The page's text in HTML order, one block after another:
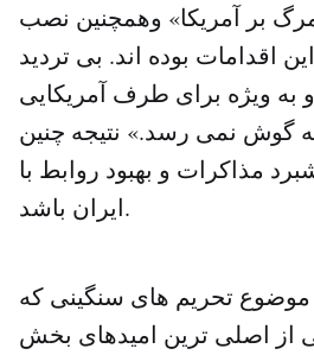
بر آمریکا» وهمچنین نصب
اقدامات بوده اند. بی تردید
به ویژه برای طرف آمریکایی
گوش نمی رسد.» نتیجه چنین
مذاکرات و بهبود روابط با
ایران باشد.
موضوع تحریم های سنگینی که
از اصلی ترین امیدهای بخش